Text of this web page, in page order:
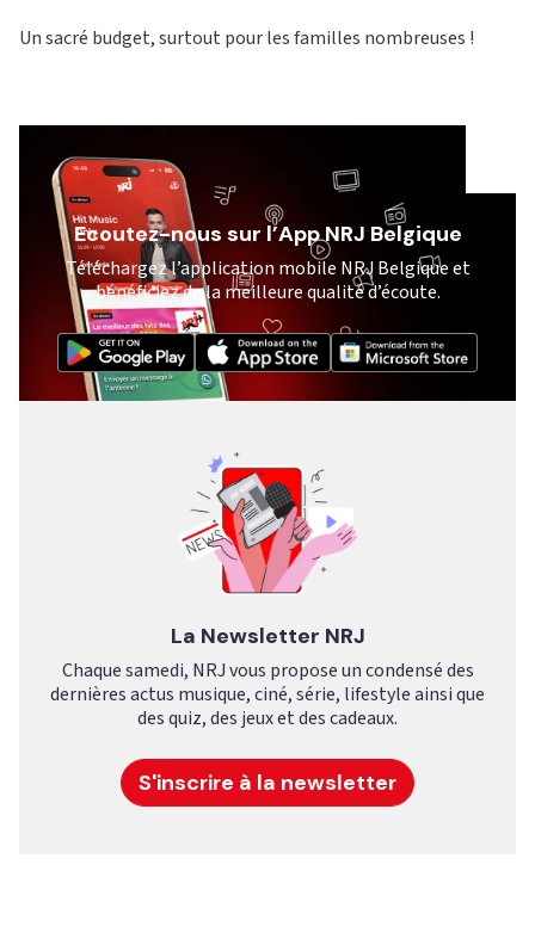
Un sacré budget, surtout pour les familles nombreuses !
Ecoutez-nous sur l’App NRJ Belgique
Téléchargez l’application mobile NRJ Belgique et
bénéficiez de la meilleure qualité d’écoute.
La Newsletter NRJ
Chaque samedi, NRJ vous propose un condensé des
dernières actus musique, ciné, série, lifestyle ainsi que
des quiz, des jeux et des cadeaux.
S'inscrire à la newsletter